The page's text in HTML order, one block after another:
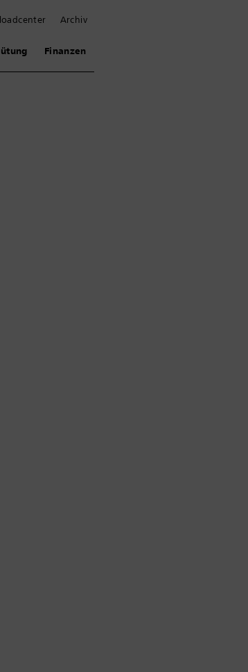
Archiv
Finanzen